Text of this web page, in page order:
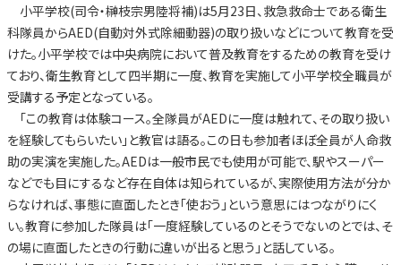
小平学校(司令・榊枝宗男陸将補)は5月23日、救急救命士である衛生
科隊員からAED(自動対外式除細動器)の取り扱いなどについて教育を受
けた。小平学校では中央病院において普及教育をするための教育を受け
ており、衛生教育として四半期に一度、教育を実施して小平学校全職員が
受講する予定となっている。
「この教育は体験コース。全隊員がAEDに一度は触れて、その取り扱い
を経験してもらいたい」と教官は語る。この日も参加者ほぼ全員が人命救
助の実演を実施した。AEDは一般市民でも使用が可能で、駅やスーパー
などでも目にするなど存在自体は知られているが、実際使用方法が分か
らなければ、事態に直面したとき「使おう」という意思にはつながりにく
い。教育に参加した隊員は「一度経験しているのとそうでないのとでは、そ
の場に直面したときの行動に違いが出ると思う」と話している。